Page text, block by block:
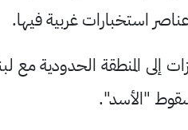
استخبارات غربية فيها.
إلى المنطقة الحدودية مع
سقوط "الأسد".